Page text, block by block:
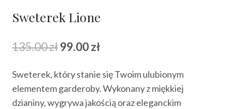
Sweterek Lione
135.00złPierwotna
wynosiła:
135.00 zł.
99.00zł
wynosi:
99.00 zł.
Sweterek, który stanie się Twoim ulubionym
elementem garderoby. Wykonany z miękkiej
dzianiny, wygrywa jakością oraz eleganckim